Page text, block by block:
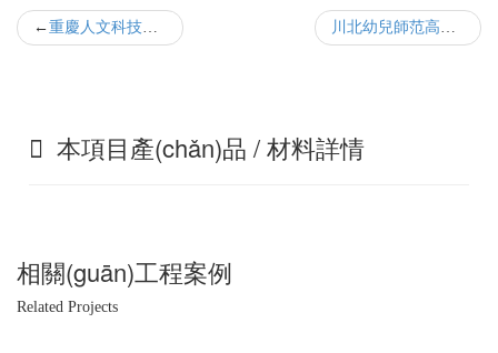
重慶人文科技學(xué)院綜藝節(jié)目演播廳聲學(xué)裝修改造
本項目產(chǎn)品 / 材料詳情
相關(guān)工程案例
Related Projects